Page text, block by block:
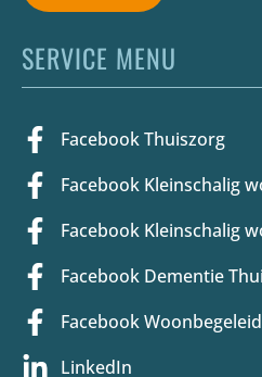
SERVICE MENU
Facebook Thuiszorg
Facebook Kleinschalig
Facebook Kleinschalig
Facebook Dementie
Facebook
LinkedIn